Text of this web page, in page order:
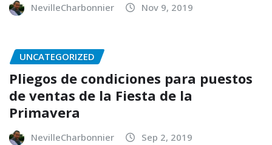
NevilleCharbonnier Nov 9, 2019
UNCATEGORIZED
Pliegos de condiciones para puestos
de ventas de la Fiesta de la
Primavera
NevilleCharbonnier Sep 2, 2019